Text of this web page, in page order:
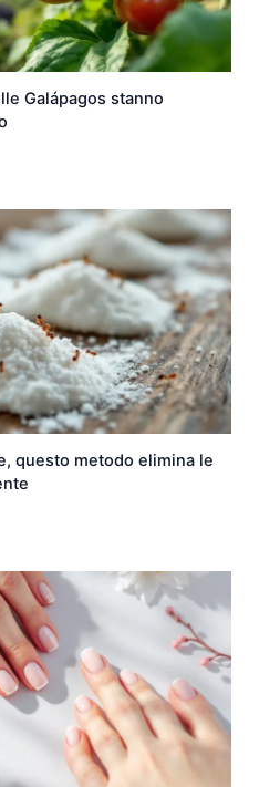
Galápagos stanno
questo metodo elimina le